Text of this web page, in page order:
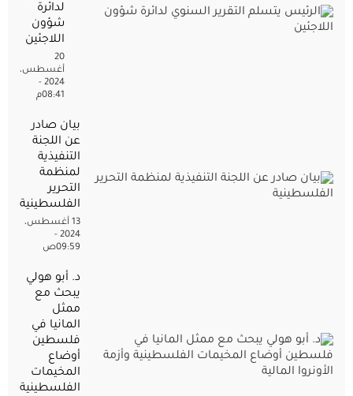
لدائرة
شؤون
اللاجئين
20
أغسطس،
2024 -
08:41م
بيان صادر
عن اللجنة
التنفيذية
لمنظمة
التحرير
الفلسطينية
13 أغسطس،
2024 -
09:59ص
د. أبو هولي
يبحث مع
ممثل
المانيا في
فلسطين
أوضاع
المخيمات
الفلسطينية